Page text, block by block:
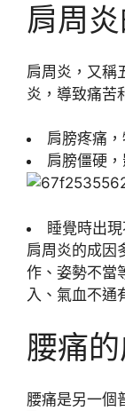
肩周
肩周炎，又稱
炎，導致痛苦
肩膀疼痛
肩膀僵硬
睡覺時出
肩周炎的成因
作、姿勢不當
入、氣血不通
腰痛
腰痛是另一個